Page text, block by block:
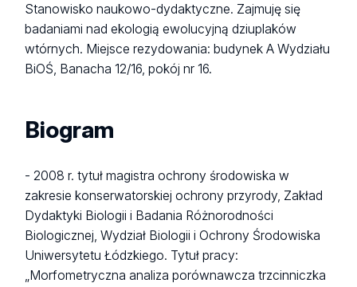
Stanowisko naukowo-dydaktyczne. Zajmuję się
badaniami nad ekologią ewolucyjną dziuplaków
wtórnych. Miejsce rezydowania: budynek A Wydziału
BiOŚ, Banacha 12/16, pokój nr 16.
Biogram
- 2008 r. tytuł magistra ochrony środowiska w
zakresie konserwatorskiej ochrony przyrody, Zakład
Dydaktyki Biologii i Badania Różnorodności
Biologicznej, Wydział Biologii i Ochrony Środowiska
Uniwersytetu Łódzkiego. Tytuł pracy:
„Morfometryczna analiza porównawcza trzcinniczka